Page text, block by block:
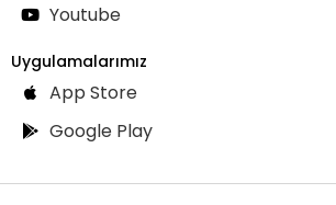
Youtube
Uygulamalarımız
App Store
Google Play